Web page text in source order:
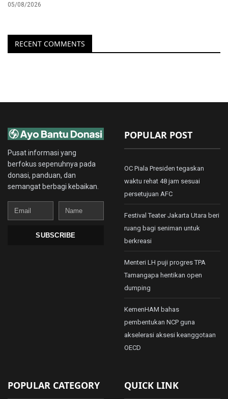
05/08/2026
RECENT COMMENTS
Pusat informasi yang
berfokus sepenuhnya pada
donasi, panduan, dan
semangat berbagi kebaikan.
Email
Name
SUBSCRIBE
POPULAR POST
OC Piala Presiden tegaskan
waktu rehat 48 jam sesuai
persetujuan AFC
Festival Teater Jakarta Utara beri
ruang bagi seniman untuk
berkreasi
Menteri LH puji progres TPA
Tamangapa hentikan open
dumping
KemenHAM bahas
pembentukan NCP guna
akselerasi aksesi keanggotaan
OECD
POPULAR CATEGORY QUICK LINK